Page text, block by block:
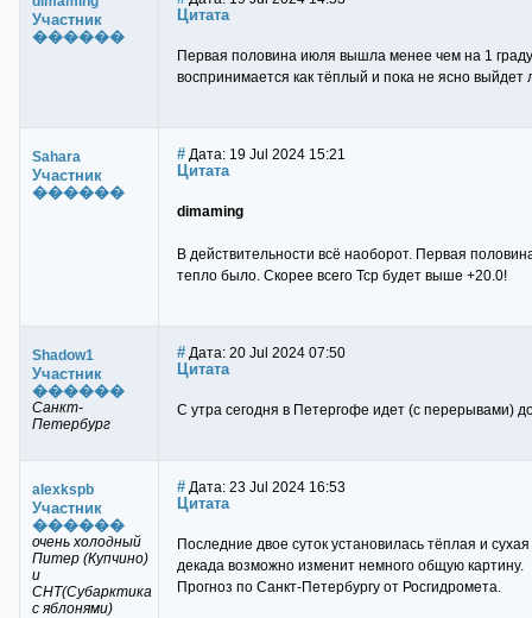
Участник
������
Цитата
Первая половина июля вышла менее чем на 1
воспринимается как тёплый и пока не ясно
Sahara
Участник
������
# Дата: 19 Jul 2024 15:21
Цитата
dimaming
В действительности всё наоборот. Первая
тепло было. Скорее всего Тср будет выше +20.0!
Shadow1
Участник
������
Санкт-
Петербург
# Дата: 20 Jul 2024 07:50
Цитата
С утра сегодня в Петергофе идет (с перерывами)
alexkspb
Участник
������
очень холодный
Питер (Купчино)
и
СНТ(Субарктика
с яблонями)
# Дата: 23 Jul 2024 16:53
Цитата
Последние двое суток установилась тёплая и
декада возможно изменит немного общую картину.
Прогноз по Санкт-Петербургу от Росгидромета.